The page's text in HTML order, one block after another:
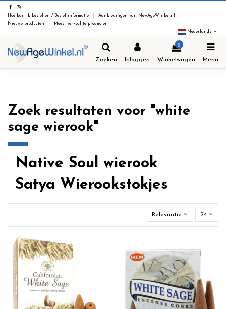
Hoe kan ik bestellen / Bestel informatie
Aanbiedingen van NewAgeWinkel.nl
Nieuwe producten
Meest verkochte producten
Nederlands
Zoeken Inloggen
0
Winkelwagen Menu
Zoek resultaten voor "white
sage wierook"
Native Soul wierook
Satya Wierookstokjes
Relevantie 24